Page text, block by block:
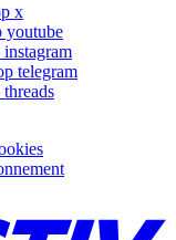
x
youtube
telegram